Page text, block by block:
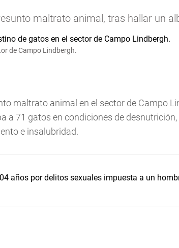
maltrato animal, tras hallar un
de Campo Lindbergh.
maltrato animal en el sector de Campo
a 71 gatos en condiciones de desnutrición,
e insalubridad.
años por delitos sexuales impuesta a un